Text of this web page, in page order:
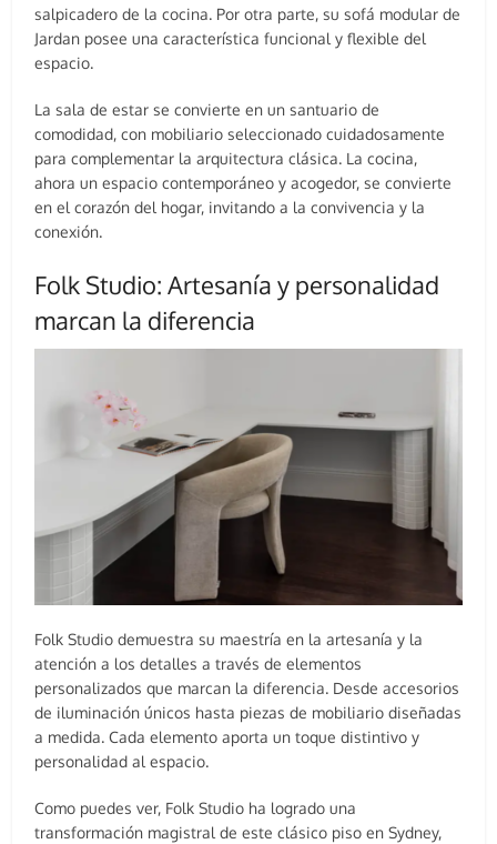
salpicadero de la cocina. Por otra parte, su sofá modular de
Jardan posee una característica funcional y flexible del
espacio.
La sala de estar se convierte en un santuario de
comodidad, con mobiliario seleccionado cuidadosamente
para complementar la arquitectura clásica. La cocina,
ahora un espacio contemporáneo y acogedor, se convierte
en el corazón del hogar, invitando a la convivencia y la
conexión.
Folk Studio: Artesanía y personalidad
marcan la diferencia
Folk Studio demuestra su maestría en la artesanía y la
atención a los detalles a través de elementos
personalizados que marcan la diferencia. Desde accesorios
de iluminación únicos hasta piezas de mobiliario diseñadas
a medida. Cada elemento aporta un toque distintivo y
personalidad al espacio.
Como puedes ver, Folk Studio ha logrado una
transformación magistral de este clásico piso en Sydney,